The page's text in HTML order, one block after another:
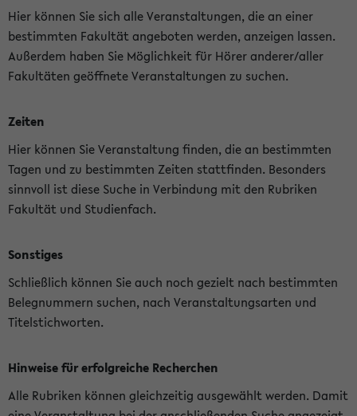
Hier können Sie sich alle Veranstaltungen, die an einer
bestimmten Fakultät angeboten werden, anzeigen lassen.
Außerdem haben Sie Möglichkeit für Hörer anderer/aller
Fakultäten geöffnete Veranstaltungen zu suchen.
Zeiten
Hier können Sie Veranstaltung finden, die an bestimmten
Tagen und zu bestimmten Zeiten stattfinden. Besonders
sinnvoll ist diese Suche in Verbindung mit den Rubriken
Fakultät und Studienfach.
Sonstiges
Schließlich können Sie auch noch gezielt nach bestimmten
Belegnummern suchen, nach Veranstaltungsarten und
Titelstichworten.
Hinweise für erfolgreiche Recherchen
Alle Rubriken können gleichzeitig ausgewählt werden. Damit